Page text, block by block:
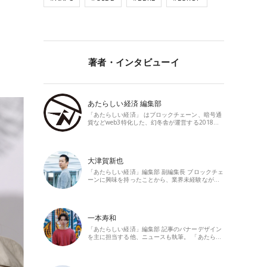
著者・インタビューイ
あたらしい経済 編集部
「あたらしい経済」 はブロックチェーン、暗号通
貨などweb3特化した、幻冬舎が運営する2018…
大津賀新也
「あたらしい経済」編集部 副編集長 ブロックチェ
ーンに興味を持ったことから、業界未経験なが…
一本寿和
「あたらしい経済」編集部 記事のバナーデザイン
を主に担当する他、ニュースも執筆。 「あたら…